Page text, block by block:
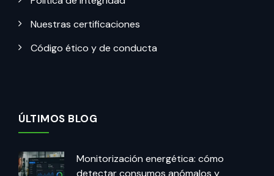
Nuestras certificaciones
Código ético y de conducta
ÚLTIMOS BLOG
Monitorización energética: cómo